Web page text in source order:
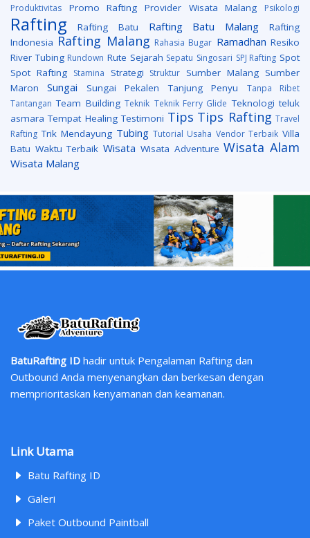
Produktivitas
Promo Rafting Provider Wisata Malang Psikologi
Rafting Rafting Batu Rafting Batu Malang
Rafting
Indonesia Rafting Malang Rahasia Bugar Ramadhan Resiko
River Tubing Rundown Rute Sejarah Sepatu Singosari SPJ Rafting Spot
Spot Rafting Stamina Strategi Struktur Sumber Malang Sumber
Maron
Sungai Sungai Pekalen Tanjung Penyu
Tanpa Ribet
Tantangan Team Building Teknik Teknik Ferry Glide Teknologi teluk
asmara Tempat Healing Testimoni Tips Tips Rafting Travel
Rafting Trik Mendayung Tubing Tutorial Usaha Vendor Terbaik Villa
Batu Waktu Terbaik Wisata Wisata Adventure Wisata Alam
Wisata Malang
BatuRafting ID hadir untuk Pengalaman Rafting dan
Outbound Anda menyenangkan dan berkesan dengan
memprioritaskan kenyamanan dan keamanan.
Link Utama
Batu Rafting ID
Galeri
Paket Outbound Paintball